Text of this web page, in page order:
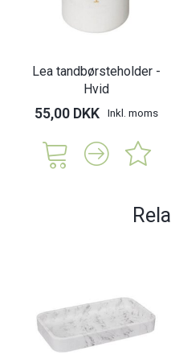
Lea tandbørsteholder -
Hvid
55,00 DKK Inkl. moms